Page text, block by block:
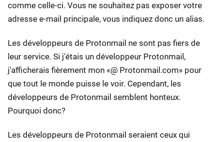
comme celle-ci. Vous ne souhaitez pas exposer votre
adresse e-mail principale, vous indiquez donc un alias.
Les développeurs de Protonmail ne sont pas fiers de
leur service. Si j'étais un développeur Protonmail,
j'afficherais fièrement mon «@ Protonmail.com» pour
que tout le monde puisse le voir. Cependant, les
développeurs de Protonmail semblent honteux.
Pourquoi donc?
Les développeurs de Protonmail seraient ceux qui